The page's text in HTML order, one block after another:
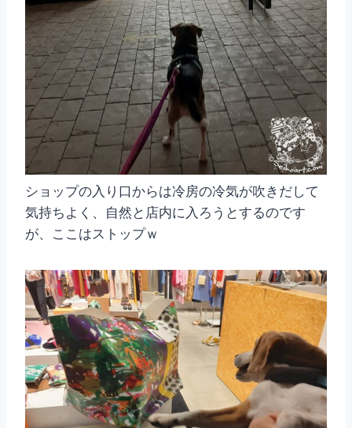
ショップの入り口からは冷房の冷気が吹きだして
気持ちよく、自然と店内に入ろうとするのです
が、ここはストップｗ